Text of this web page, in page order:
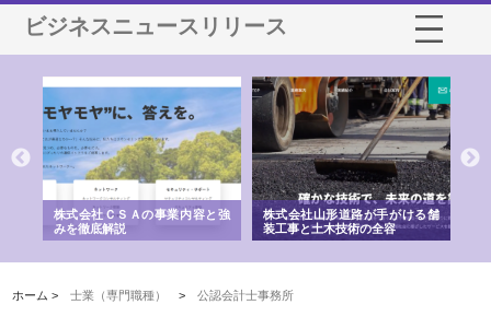
ビジネスニュースリリース
株式会社ＣＳＡの事業内容と強
みを徹底解説
株式会社山形道路が手がける舗
装工事と土木技術の全容
ホーム >士業（専門職種） >公認会計士事務所